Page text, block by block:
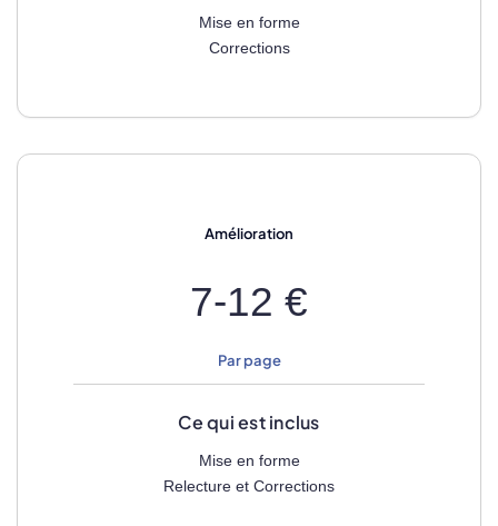
Mise en forme
Corrections
Amélioration
7-12 €
Par page
Ce qui est inclus
Mise en forme
Relecture et Corrections